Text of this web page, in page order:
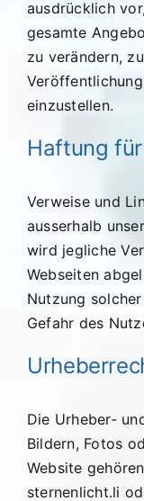
ausdrücklich
gesamte
zu verändern,
einzustellen.
Haftung
Verweise und
ausserhalb
wird jegliche
Webseiten
Nutzung
Gefahr des
Die Urheber-
Bildern, Fotos
Website
sternenlicht.li